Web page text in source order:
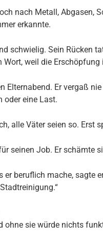
nach Metall, Abgasen,
erkannte.
schwielig. Sein Rücken
Wort, weil die
Elternabend. Er vergaß
oder eine Last.
alle Väter seien so. Erst
seinen Job. Er schämte
er beruflich mache, sagte
ohne sie würde nichts